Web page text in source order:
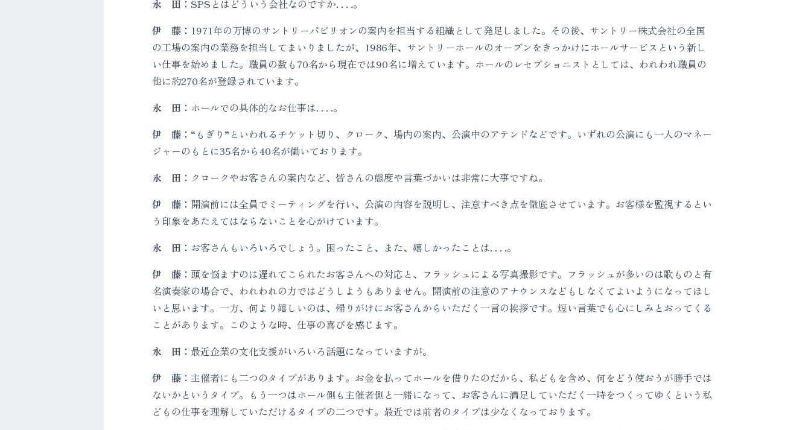
永 田： SPSとはどういう会社なのですか. . . .。
伊 藤： 1971年の万博のサントリーパビリオンの案内を担当する組織として発足しました。その後、サントリー株式会社の全国
の工場の案内の業務を担当してまいりましたが、1986年、サントリーホールのオープンをきっかけにホールサービスという新し
い仕事を始めました。職員の数も70名から現在では90名に増えています。ホールのレセプショニストとしては、われわれ職員の
他に約270名が登録されています。
永 田： ホールでの具体的なお仕事は. . . .。
伊 藤： “もぎり”といわれるチケット切り、クローク、場内の案内、公演中のアテンドなどです。いずれの公演にも一人のマネー
ジャーのもとに35名から40名が働いております。
永 田： クロークやお客さんの案内など、皆さんの態度や言葉づかいは非常に大事ですね。
伊 藤： 開演前には全員でミーティングを行い、公演の内容を説明し、注意すべき点を徹底させています。お客様を監視するとい
う印象をあたえてはならないことを心がけています。
永 田： お客さんもいろいろでしょう。困ったこと、また、嬉しかったことは. . . .。
伊 藤： 頭を悩ますのは遅れてこられたお客さんへの対応と、フラッシュによる写真撮影です。フラッシュが多いのは歌ものと有
名演奏家の場合で、われわれの力ではどうしようもありません。開演前の注意のアナウンスなどもしなくてよいようになってほし
いと思います。一方、何より嬉しいのは、帰りがけにお客さんからいただく一言の挨拶です。短い言葉でも心にしみとおってくる
ことがあります。このような時、仕事の喜びを感じます。
永 田： 最近企業の文化支援がいろいろ話題になっていますが。
伊 藤： 主催者にも二つのタイプがあります。お金を払ってホールを借りたのだから、私どもを含め、何をどう使おうが勝手では
ないかというタイプ。もう一つはホール側も主催者側と一緒になって、お客さんに満足していただく一時をつくってゆくという私
どもの仕事を理解していただけるタイプの二つです。最近では前者のタイプは少なくなっております。